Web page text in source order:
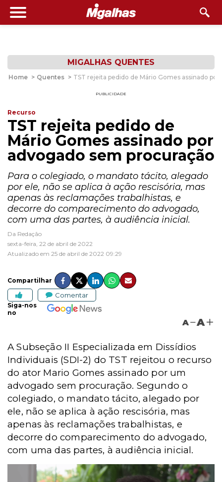
MIGALHAS QUENTES
Home > Quentes > TST rejeita pedido de Mário Gomes assinado
PUBLICIDADE
Recurso
TST rejeita pedido de
Mário Gomes assinado por
advogado sem procuração
Para o colegiado, o mandato tácito, alegado
por ele, não se aplica à ação rescisória, mas
apenas às reclamações trabalhistas, e
decorre do comparecimento do advogado,
com uma das partes, à audiência inicial.
Da Redação
sexta-feira, 22 de abril de 2022
Atualizado em 25 de abril de 2022 09:29
Compartilhar
Comentar
Siga-nos
no
A A
A Subseção II Especializada em Dissídios
Individuais (SDI-2) do TST rejeitou o recurso
do ator Mario Gomes assinado por um
advogado sem procuração. Segundo o
colegiado, o mandato tácito, alegado por
ele, não se aplica à ação rescisória, mas
apenas às reclamações trabalhistas, e
decorre do comparecimento do advogado,
com uma das partes, à audiência inicial.